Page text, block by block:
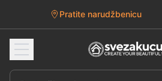
Pratite narudžbenicu